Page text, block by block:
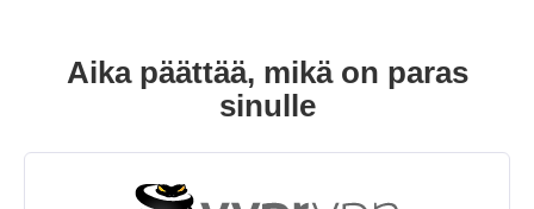
Aika päättää, mikä on paras
sinulle